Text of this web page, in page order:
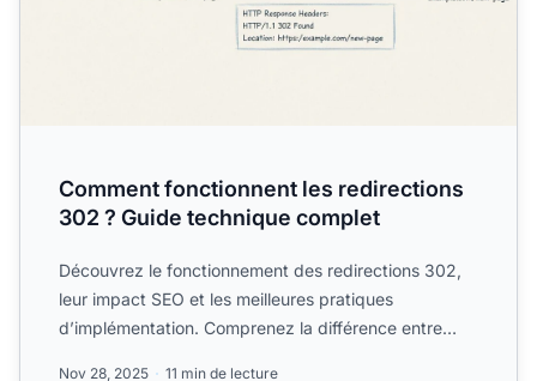
Comment fonctionnent les redirections
302 ? Guide technique complet
Découvrez le fonctionnement des redirections 302,
leur impact SEO et les meilleures pratiques
d’implémentation. Comprenez la différence entre
Nov 28, 2025 11 min de lecture